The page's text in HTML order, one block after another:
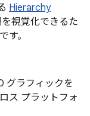
Hierarchy
視覚化できるた
す。
グラフィックを
ス プラットフォ